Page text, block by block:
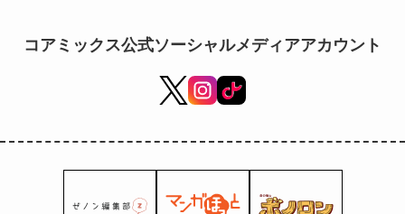
palco pela O'Clock
コアミックス公式ソーシャルメディアアカウント